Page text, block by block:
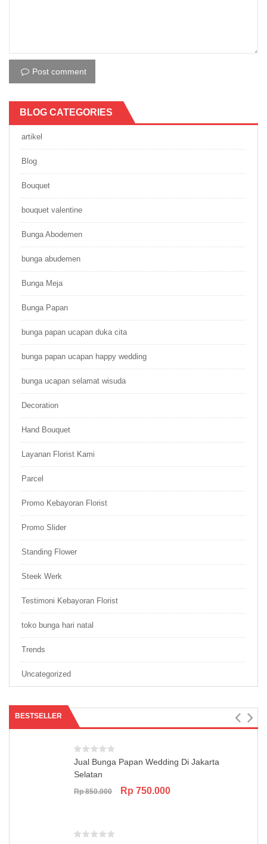
Post comment
BLOG CATEGORIES
artikel
Blog
Bouquet
bouquet valentine
Bunga Abodemen
bunga abudemen
Bunga Meja
Bunga Papan
bunga papan ucapan duka cita
bunga papan ucapan happy wedding
bunga ucapan selamat wisuda
Decoration
Hand Bouquet
Layanan Florist Kami
Parcel
Promo Kebayoran Florist
Promo Slider
Standing Flower
Steek Werk
Testimoni Kebayoran Florist
toko bunga hari natal
Trends
Uncategorized
BESTSELLER
Jual Bunga Papan Wedding Di Jakarta
Selatan
Rp850.000
Original
Rp 750.000Current